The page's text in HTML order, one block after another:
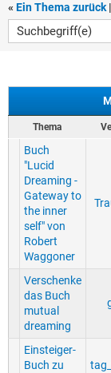
« Ein Thema zurück |
Thema
Buch
"Lucid
Dreaming -
Gateway to
the inner
self" von
Robert
Waggoner
Verschenke
das Buch
mutual
dreaming
Einsteiger-
Buch zu